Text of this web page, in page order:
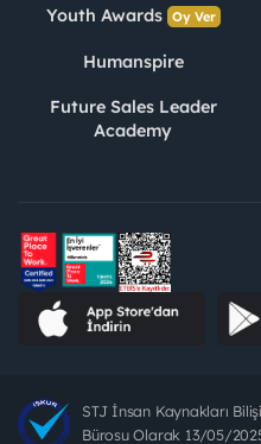
Youth Awards Oy Ver
Humanspire
Future Sales Leader
Academy
STJ İnsan Kaynakları
Bürosu Olarak 13/05/